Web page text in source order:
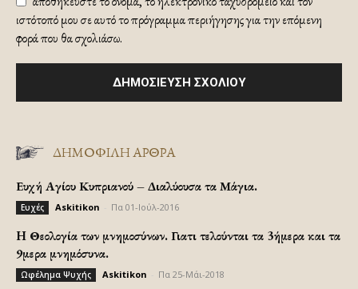
ιστότοπό μου σε αυτό το πρόγραμμα περιήγησης για την επόμενη
φορά που θα σχολιάσω.
ΔΗΜΟΦΙΛΗ ΑΡΘΡΑ
Ευχή Αγίου Κυπριανού – Διαλύουσα τα Μάγια.
Ευχές Askitikon Πα 01-Ιούλ-2016
H Θεολογία των μνημοσύνων. Γιατι τελούνται τα 3ήμερα και τα
9μερα μνημόσυνα.
Ωφέλημα Ψυχής Askitikon Πα 25-Μάι-2018